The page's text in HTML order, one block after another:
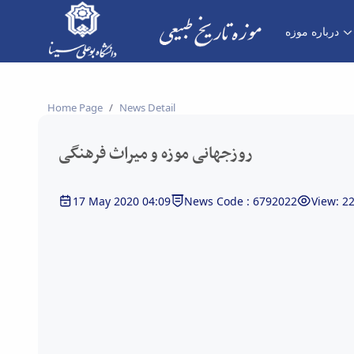
درباره موزه
موزه و میراث فرهنگی - موزه تاریخ طبیعی
Home Page News Detail
روزجهانی موزه و میراث فرهنگی
17 May 2020 04:09 News Code : 6792022 View: